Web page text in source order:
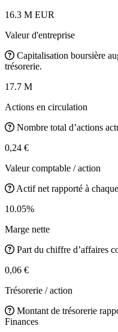
16.3 M EUR
Valeur d'entreprise
Capitalisation boursière
trésorerie.
17.7 M
Actions en circulation
Nombre total d’actions
0,24 €
Valeur comptable / action
Actif net rapporté à
10.05%
Marge nette
Part du chiffre d’affaires
0,06 €
Trésorerie / action
Montant de trésorerie
Finances